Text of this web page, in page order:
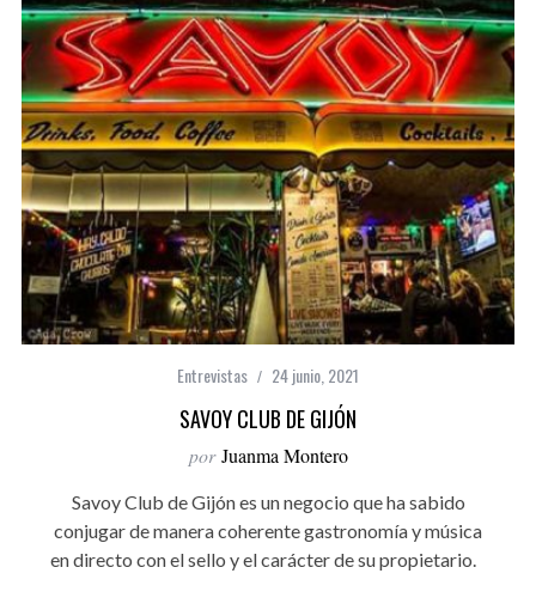
Entrevistas 24 junio, 2021
SAVOY CLUB DE GIJÓN
por Juanma Montero
Savoy Club de Gijón es un negocio que ha sabido
conjugar de manera coherente gastronomía y música
en directo con el sello y el carácter de su propietario.